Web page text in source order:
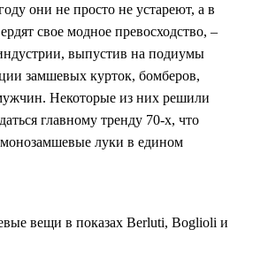
они не просто не устареют, а в
свое модное превосходство, –
выпустив на подиумы
замшевых курток, бомберов,
Некоторые из них решили
главному тренду 70-х, что
луки в едином
вещи в показах Berluti, Boglioli и